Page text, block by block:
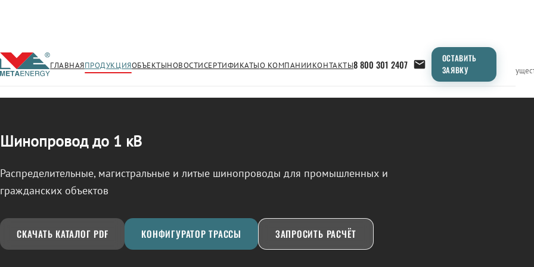
ГЛАВНАЯПРОДУКЦИЯОБЪЕКТЫНОВОСТИСЕРТИФИКАТЫО КОМПАНИИКОНТАКТЫ8 800 301 2407
ОСТАВИТЬ
ЗАЯВКУ
← Продукция/ШИНОПРОВОД Применение Продукция ТипоразмерыСравнение
Шинопровод до 1 кВ
Распределительные, магистральные и литые шинопроводы для промышленных и
гражданских объектов
СКАЧАТЬ КАТАЛОГ PDF КОНФИГУРАТОР ТРАССЫ ЗАПРОСИТЬ РАСЧЁТ